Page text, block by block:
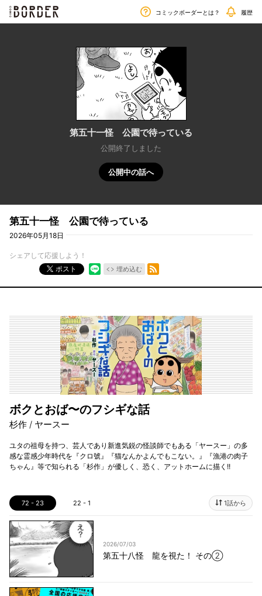
border
毎週金曜日更新!! コミックボーダーとは？ 履歴
第五十一怪 公園で待っている
公開終了しました
公開中の話へ
第五十一怪 公園で待っている
2026年05月18日
シェアして応援しよう！
ポスト
埋め込む
RSSフィード
ボクとおば〜のフシギな話
杉作 / ヤースー
ユタの祖母を持つ、芸人であり新進気鋭の怪談師でもある「ヤースー」の多
感な霊感少年時代を『クロ號』『猫なんかよんでもこない。』『漁港の肉子
ちゃん』等で知られる「杉作」が優しく、恐く、アットホームに描く!!
72 - 23 22 - 1 1話から
2026/07/03
第五十八怪 龍を視た！ その②